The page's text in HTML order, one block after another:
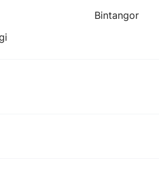
Bintangor